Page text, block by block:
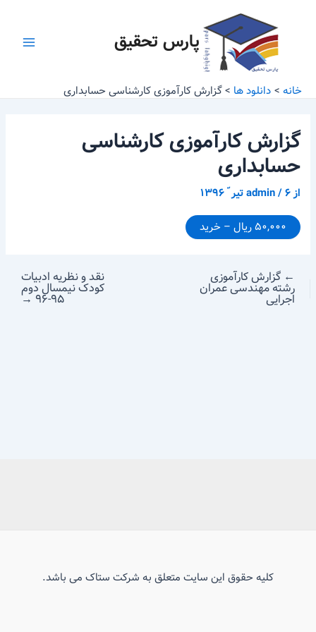
پارس تحقیق
خانه دانلود ها گزارش کارآموزی کارشناسی حسابداری
گزارش کارآموزی کارشناسی
حسابداری
از admin/۶ تیر ّ ۱۳۹۶
۵۰,۰۰۰ ریال – خرید
← گزارش کارآموزی
رشته مهندسی عمران
اجرایی
نقد و نظریه ادبیات
کودک نیمسال دوم
۹۵-۹۶ →
کلیه حقوق این سایت متعلق به شرکت ستاک می باشد.